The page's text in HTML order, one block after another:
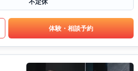
不定休
体験・相談予約